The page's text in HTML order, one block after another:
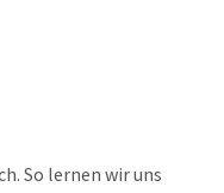
So lernen wir uns